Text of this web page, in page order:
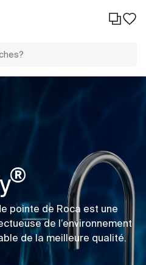
®
pointe de Roca est une
de l’environnement
de la meilleure qualité.